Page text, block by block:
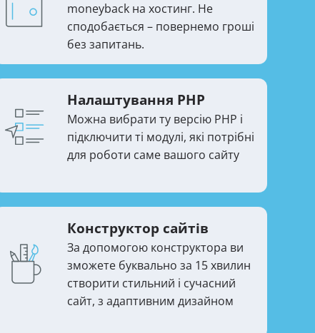
moneyback на хостинг. Не
сподобається – повернемо гроші
без запитань.
Налаштування PHP
Можна вибрати ту версію PHP і
підключити ті модулі, які потрібні
для роботи саме вашого сайту
Конструктор сайтів
За допомогою конструктора ви
зможете буквально за 15 хвилин
створити стильний і сучасний
сайт, з адаптивним дизайном